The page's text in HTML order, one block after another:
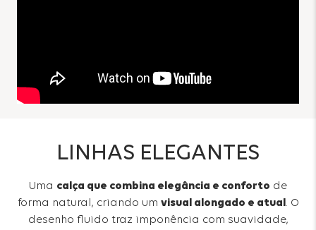
LINHAS ELEGANTES
Uma calça que combina elegância e conforto de
forma natural, criando um visual alongado e atual . O
desenho fluido traz imponência com suavidade,